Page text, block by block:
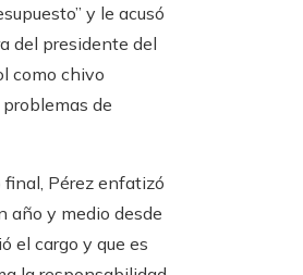
y le acusó
del presidente del
como chivo
de
final, Pérez enfatizó
año y medio desde
el cargo y que es